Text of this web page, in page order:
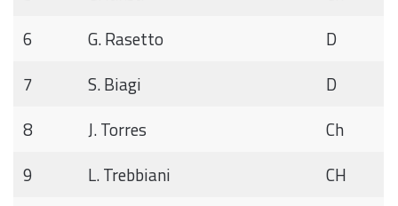
6
G. Rasetto
D
7
S. Biagi
D
8
J. Torres
Ch
9
L. Trebbiani
CH